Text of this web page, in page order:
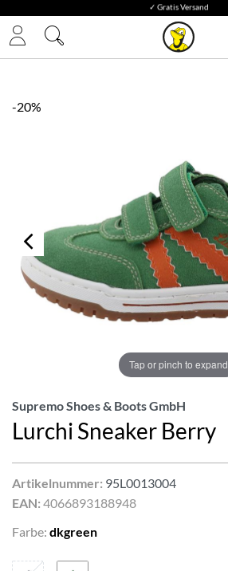
✓ Gratis Versand
-20%
Tap or pinch to expand
Supremo Shoes & Boots GmbH
Lurchi Sneaker Berry
Artikelnummer: 95L0013004
EAN: 4066893188948
Farbe: dkgreen